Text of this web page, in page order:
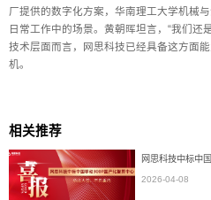
厂提供的数字化方案，华南理工大学机械
日常工作中的场景。黄朝晖坦言，“我们还
技术层面而言，网思科技已经具备这方面
机。
相关推荐
网思科技中标中
2026-04-08